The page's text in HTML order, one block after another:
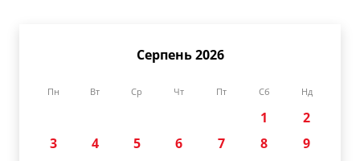
Серпень 2026
Пн Вт Ср Чт Пт Сб Нд
1
2
3
4 5 6 7 8
9